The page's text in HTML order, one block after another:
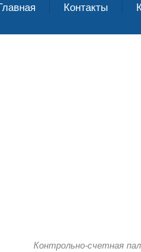
Контакты
Контрольно-счетная